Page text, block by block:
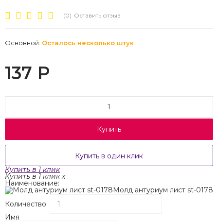
(0) Оставить отзыв
Основной: Осталось несколько штук
137 Р
Купить
Купить в один клик
Купить в 1 клик
Купить в 1 клик x
Наименование:
Молд антуриум лист st-0178
Количество:
Имя